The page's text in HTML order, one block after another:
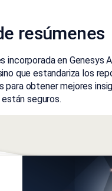
resúmenes
incorporada en Genesys
que estandariza los
para obtener mejores
seguros.